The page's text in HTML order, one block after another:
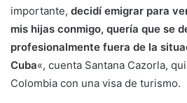
importante, decidí emigrar para
mis hijas conmigo, quería que se
profesionalmente fuera de la
Cuba«, cuenta Santana Cazorla,
Colombia con una visa de turismo.